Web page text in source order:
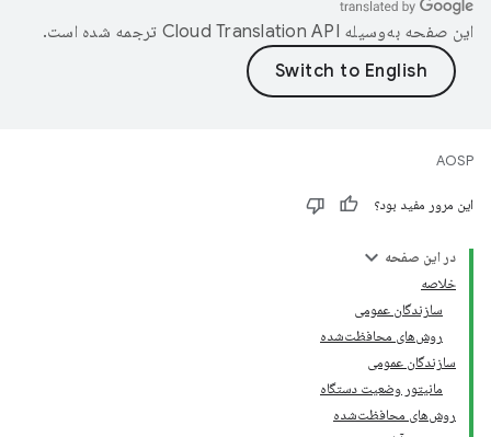
این صفحه به‌وسیله ترجمه شده است.
AOSP
این مرور مفید بود؟
در این صفحه
خلاصه
سازندگان عمومی
روش‌های محافظت‌شده
سازندگان عمومی
مانیتور وضعیت دستگاه
روش‌های محافظت‌شده